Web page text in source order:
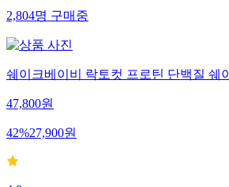
2,804명구매중
쉐이크베이비 락토컷 프로틴 단백질 쉐
47,800원
42%27,900원